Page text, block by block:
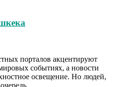
порталов акцентируют
событиях, а новости
освещение. Но людей,